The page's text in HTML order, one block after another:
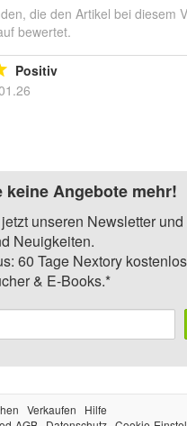
die den Artikel bei diesem
bewertet.
Positiv
keine Angebote mehr!
unseren Newsletter
Neuigkeiten.
60 Tage Nextory
& E-Books.*
Verkaufen
Hilfe